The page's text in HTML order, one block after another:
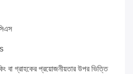
বা গ্রাহকের প্রয়োজনীয়তার উপর ভিত্তি